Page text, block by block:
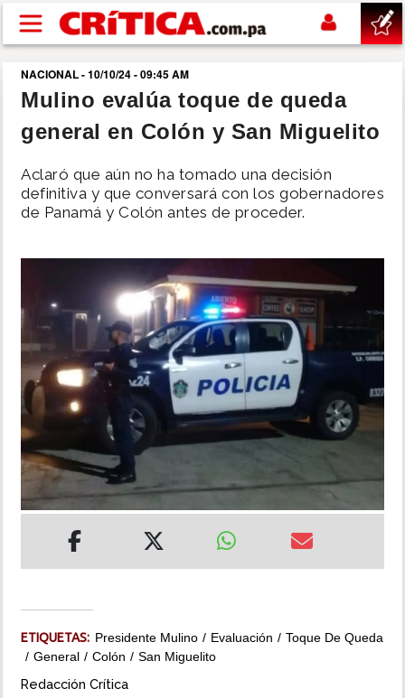
Pasar al contenido principal
buscar
SUCESOS
NACIONAL
MUNDO
INSÓLITAS
IMPRESO
NACIONAL - 10/10/24 - 09:45 AM
Mulino evalúa toque de queda
general en Colón y San Miguelito
Aclaró que aún no ha tomado una decisión
definitiva y que conversará con los gobernadores
de Panamá y Colón antes de proceder.
ETIQUETAS: Presidente Mulino Evaluación
Toque De Queda
General
Colón San Miguelito
Redacción Crítica